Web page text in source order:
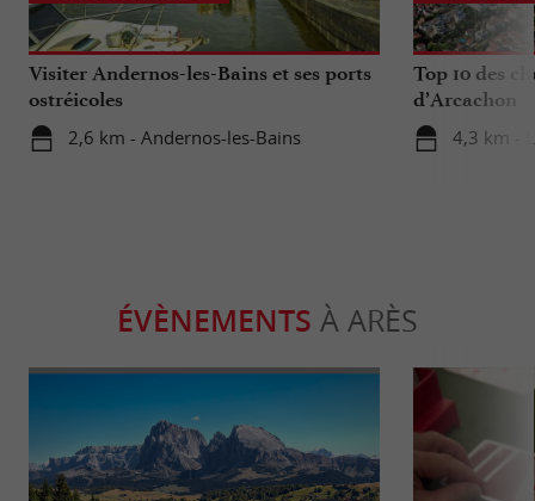
Visiter Andernos-les-Bains et ses ports
ostréicoles
2,6 km - Andernos-les-Bains
Top 10 des
d’Arcachon
4,3 km -
ÉVÈNEMENTS À ARÈS